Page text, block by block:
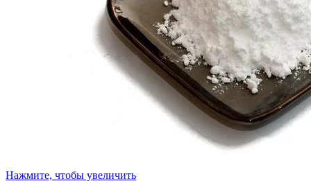
Нажмите, чтобы увеличить